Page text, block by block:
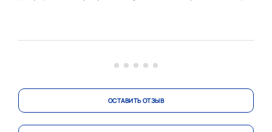
Румянцево из другого офиса данной бренда. Елена
ОСТАВИТЬ ОТЗЫВ